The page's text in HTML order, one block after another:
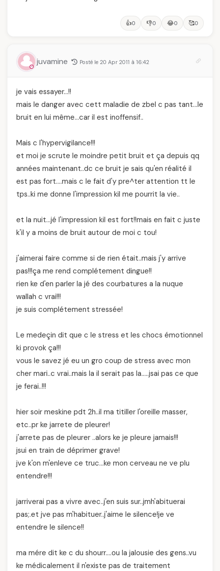
👍0 👎0 😂0 🥰0
juvamine Posté le 20 Apr 2011 à 16:42
je vais essayer…!!
mais le danger avec cett maladie de zbel c pas tant…le
bruit en lui même…car il est inoffensif..
Mais c l'hypervigilance!!!
et moi je scrute le moindre petit bruit et ça depuis qq
années maintenant..dc ce bruit je sais qu'en réalité il
est pas fort….mais c le fait d'y pre^ter attention tt le
tps..ki me donne l'impression kil me pourrit la vie..
et la nuit…jé l'impression kil est fort!!mais en fait c juste
k'il y a moins de bruit autour de moi c tou!
j'aimerai faire comme si de rien était..mais j'y arrive
pas!!!ça me rend complétement dingue!!
rien ke d'en parler la jé des courbatures a la nuque
wallah c vrai!!!
je suis complétement stressée!
Le medeçin dit que c le stress et les chocs émotionnel
ki provok ça!!!
vous le savez jé eu un gro coup de stress avec mon
cher mari..c vrai..mais la il serait pas la…..jsai pas ce que
je ferai..!!!
hier soir meskine pdt 2h..il ma titiller l'oreille masser,
etc..pr ke jarrete de pleurer!
j'arrete pas de pleurer ..alors ke je pleure jamais!!!
jsui en train de déprimer grave!
jve k'on m'enleve ce truc…ke mon cerveau ne ve plu
entendre!!!
jarriverai pas a vivre avec..j'en suis sur..jmh'abituerai
pas;.et jve pas m'habituer..j'aime le silence!je ve
entendre le silence!!
ma mére dit ke c du shourr….ou la jalousie des gens..vu
ke médicalement il n'existe pas de traitement